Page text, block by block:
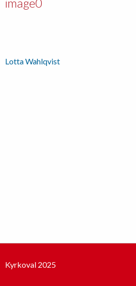
Inläggsnavigering
Lotta Wahlqvist
Kyrkoval 2025